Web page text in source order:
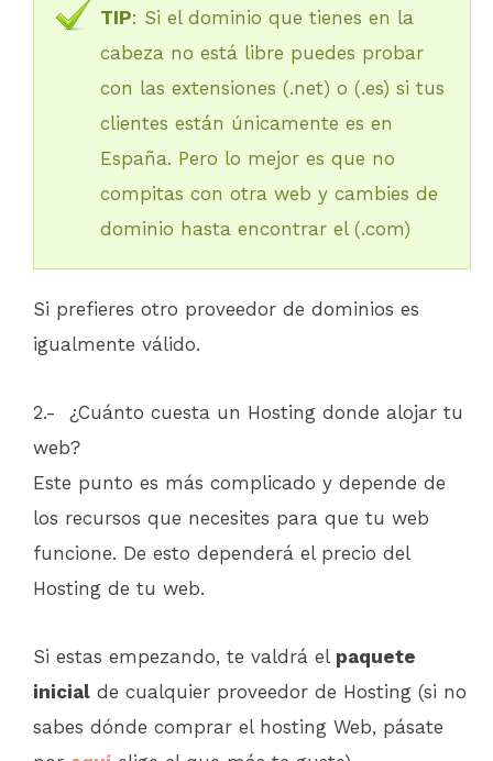
TIP: Si el dominio que tienes en la
cabeza no está libre puedes probar
con las extensiones (.net) o (.es) si tus
clientes están únicamente es en
España. Pero lo mejor es que no
compitas con otra web y cambies de
dominio hasta encontrar el (.com)
Si prefieres otro proveedor de dominios es
igualmente válido.
2.- ¿Cuánto cuesta un Hosting donde alojar tu
web?
Este punto es más complicado y depende de
los recursos que necesites para que tu web
funcione. De esto dependerá el precio del
Hosting de tu web.
Si estas empezando, te valdrá el paquete
inicial de cualquier proveedor de Hosting (si no
sabes dónde comprar el hosting Web, pásate